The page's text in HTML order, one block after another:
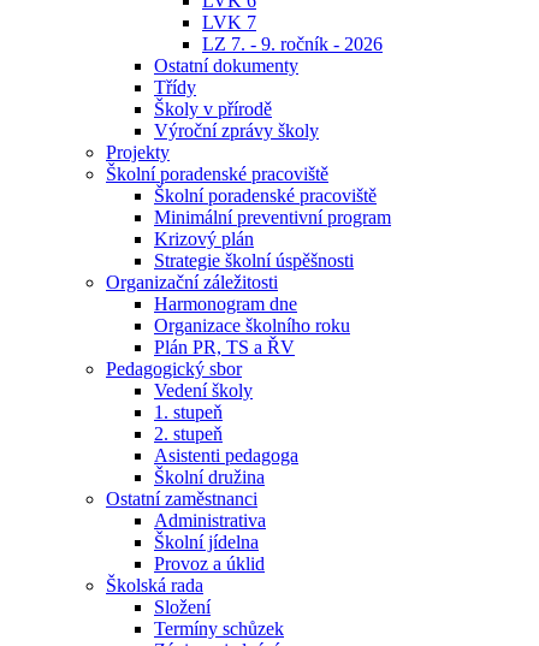
LVK 7
LZ 7. - 9. ročník - 2026
Ostatní dokumenty
Třídy
Školy v přírodě
Výroční zprávy školy
Projekty
Školní poradenské pracoviště
Školní poradenské pracoviště
Minimální preventivní program
Krizový plán
Strategie školní úspěšnosti
Organizační záležitosti
Harmonogram dne
Organizace školního roku
Plán PR, TS a ŘV
Pedagogický sbor
Vedení školy
1. stupeň
2. stupeň
Asistenti pedagoga
Školní družina
Ostatní zaměstnanci
Administrativa
Školní jídelna
Provoz a úklid
Školská rada
Složení
Termíny schůzek